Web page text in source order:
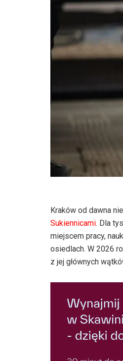
Kraków od dawna
Sukiennicami. Dla
miejscem pracy,
osiedlach. W 2026
z jej głównych